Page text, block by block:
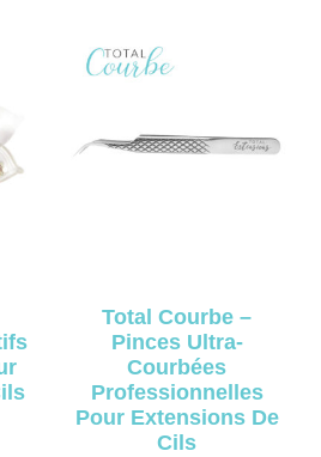
Total Courbe –
Pinces Ultra-
Courbées
Professionnelles
Pour Extensions De
Cils